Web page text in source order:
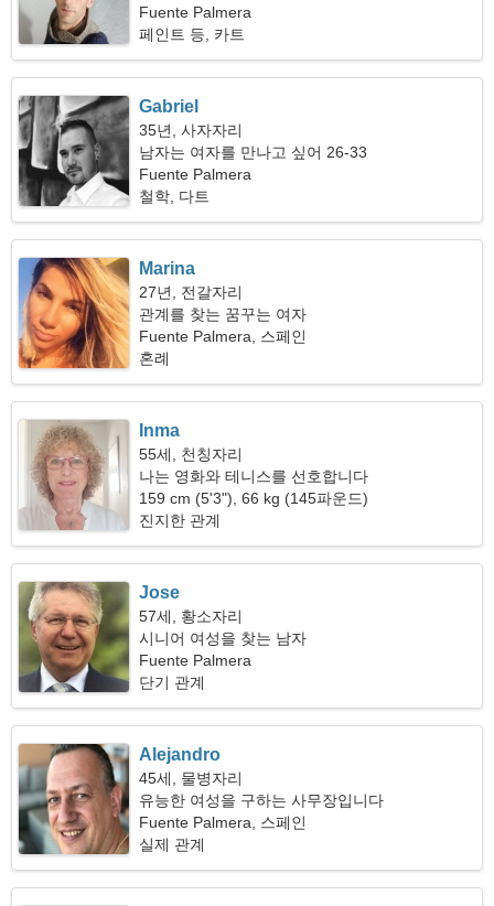
Fuente Palmera
페인트 등, 카트
Gabriel
35년, 사자자리
남자는 여자를 만나고 싶어 26-33
Fuente Palmera
철학, 다트
Marina
27년, 전갈자리
관계를 찾는 꿈꾸는 여자
Fuente Palmera, 스페인
혼례
Inma
55세, 천칭자리
나는 영화와 테니스를 선호합니다
159 cm (5'3"), 66 kg (145파운드)
진지한 관계
Jose
57세, 황소자리
시니어 여성을 찾는 남자
Fuente Palmera
단기 관계
Alejandro
45세, 물병자리
유능한 여성을 구하는 사무장입니다
Fuente Palmera, 스페인
실제 관계